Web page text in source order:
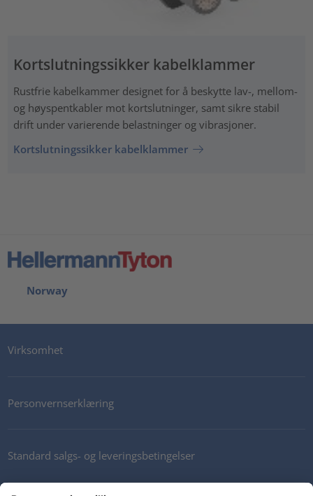
Kortslutningssikker kabelklammer
Rustfrie kabelkammer designet for å beskytte lav-, mellom-
og høyspentkabler mot kortslutninger, samt sikre stabil
drift under varierende belastninger og vibrasjoner.
Kortslutningssikker kabelklammer
Norway
Virksomhet
Personvernserklæring
Standard salgs- og leveringsbetingelser